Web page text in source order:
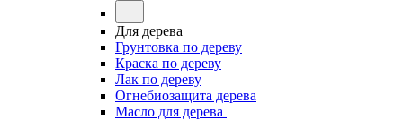
Для дерева
Грунтовка по дереву
Краска по дереву
Лак по дереву
Огнебиозащита дерева
Масло для дерева